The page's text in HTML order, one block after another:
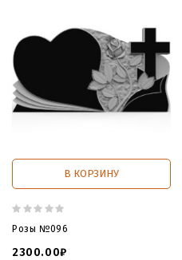
В КОРЗИНУ
Розы №096
2300.00₽